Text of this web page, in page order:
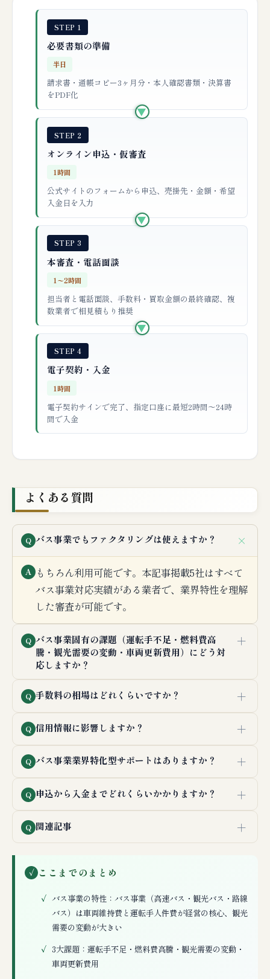
STEP 1
必要書類の準備
半日
請求書・通帳コピー3ヶ月分・本人確認書類・決算書
をPDF化
▶
STEP 2
オンライン申込・仮審査
1時間
公式サイトのフォームから申込、売掛先・金額・希望
入金日を入力
▶
STEP 3
本審査・電話面談
1〜2時間
担当者と電話面談、手数料・買取金額の最終確認、複
数業者で相見積もり推奨
▶
STEP 4
電子契約・入金
1時間
電子契約サインで完了、指定口座に最短2時間〜24時
間で入金
よくある質問
Q バス事業でもファクタリングは使えますか？ ＋
A もちろん利用可能です。本記事掲載5社はすべて
バス事業対応実績がある業者で、業界特性を理解
した審査が可能です。
Q バス事業固有の課題（運転手不足・燃料費高
騰・観光需要の変動・車両更新費用）にどう対
応しますか？
＋
Q 手数料の相場はどれくらいですか？ ＋
Q 信用情報に影響しますか？ ＋
Q バス事業業界特化型サポートはありますか？ ＋
Q 申込から入金までどれくらいかかりますか？ ＋
Q 関連記事 ＋
✓ ここまでのまとめ
バス事業の特性：バス事業（高速バス・観光バス・路線
バス）は車両維持費と運転手人件費が経営の核心、観光
需要の変動が大きい
3大課題：運転手不足・燃料費高騰・観光需要の変動・
車両更新費用